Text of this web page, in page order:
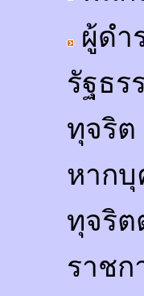
ผู้ดำ
รัฐธร
ทุจริต
หาก
ทุจริ
ราชก